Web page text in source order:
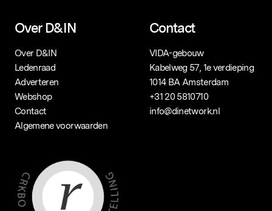
Over D&IN
Over D&IN
Ledenraad
Adverteren
Webshop
Contact
Algemene voorwaarden
Contact
VIDA-gebouw
Kabelweg 57, 1e verdieping
1014 BA Amsterdam
+31 20 5810710
info@dinetwork.nl